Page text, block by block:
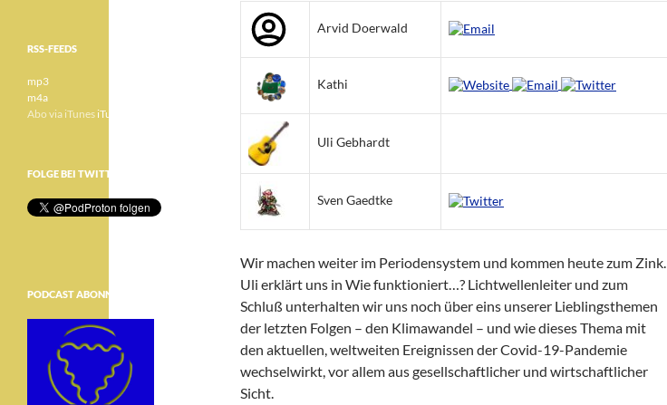
Arvid Doerwald
Kathi
Uli Gebhardt
Sven Gaedtke
Wir machen weiter im Periodensystem und kommen heute zum Zink.
Uli erklärt uns in Wie funktioniert…? Lichtwellenleiter und zum
Schluß unterhalten wir uns noch über eins unserer Lieblingsthemen
der letzten Folgen – den Klimawandel – und wie dieses Thema mit
den aktuellen, weltweiten Ereignissen der Covid-19-Pandemie
wechselwirkt, vor allem aus gesellschaftlicher und wirtschaftlicher
Sicht.
RSS-FEEDS
mp3
m4a
Abo via iTunes iTunes
FOLGE BEI TWITTER
PODCAST ABONNIEREN